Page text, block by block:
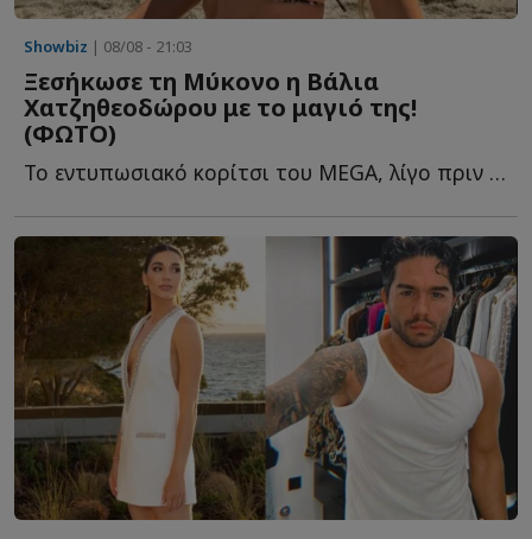
Showbiz | 08/08 - 21:03
Ξεσήκωσε τη Μύκονο η Βάλια
Χατζηθεοδώρου με το μαγιό της!
(ΦΩΤΟ)
Το εντυπωσιακό κορίτσι του MEGA, λίγο πριν επιστρέψει σ...